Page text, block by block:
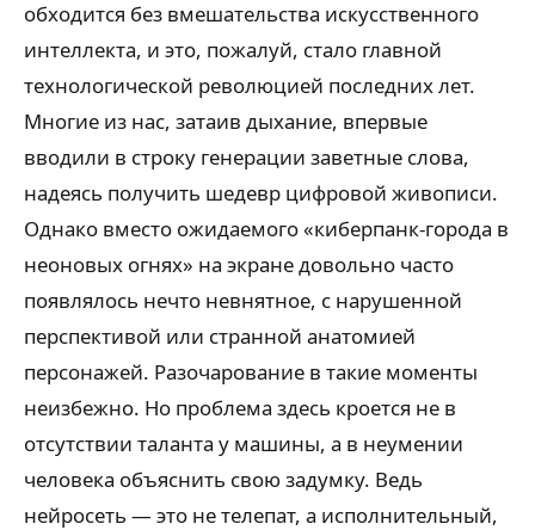
обходится без вмешательства искусственного
интеллекта, и это, пожалуй, стало главной
технологической революцией последних лет.
Многие из нас, затаив дыхание, впервые
вводили в строку генерации заветные слова,
надеясь получить шедевр цифровой живописи.
Однако вместо ожидаемого «киберпанк-города в
неоновых огнях» на экране довольно часто
появлялось нечто невнятное, с нарушенной
перспективой или странной анатомией
персонажей. Разочарование в такие моменты
неизбежно. Но проблема здесь кроется не в
отсутствии таланта у машины, а в неумении
человека объяснить свою задумку. Ведь
нейросеть — это не телепат, а исполнительный,